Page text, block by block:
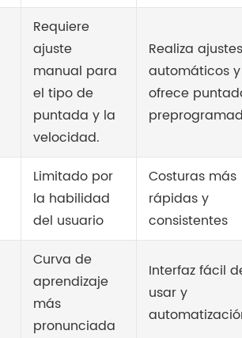
Requiere
ajuste
manual para
el tipo de
puntada y la
velocidad.
Realiza ajustes
automáticos y
ofrece
Limitado por
la habilidad
del usuario
Costuras más
rápidas y
consistentes
Curva de
aprendizaje
más
pronunciada
Interfaz fácil
usar y